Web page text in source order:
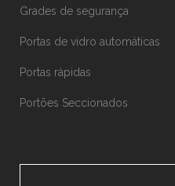
Grades de segurança
Portas de vidro automáticas
Portas rápidas
Portões Seccionados